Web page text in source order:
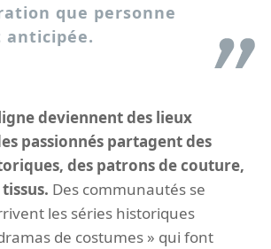
que personne
anticipée.
deviennent des lieux
passionnés partagent des
des patrons de couture,
Des communautés se
les séries historiques
de costumes » qui font